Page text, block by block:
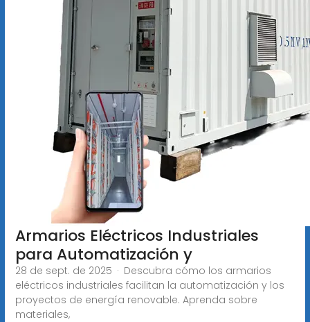
Armarios Eléctricos Industriales
para Automatización y
28 de sept. de 2025 · Descubra cómo los armarios
eléctricos industriales facilitan la automatización y los
proyectos de energía renovable. Aprenda sobre
materiales,